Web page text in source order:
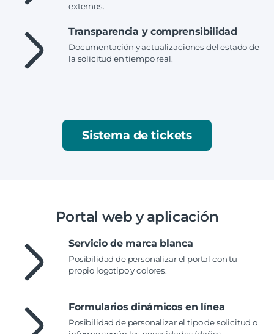
externos.
Transparencia y comprensibilidad
Documentación y actualizaciones del estado de
la solicitud en tiempo real.
Sistema de tickets
Portal web y aplicación
Servicio de marca blanca
Posibilidad de personalizar el portal con tu
propio logotipo y colores.
Formularios dinámicos en línea
Posibilidad de personalizar el tipo de solicitud o